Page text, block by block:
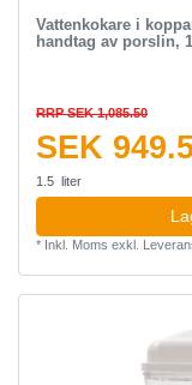
Vattenkokare i
handtag av porslin,
RRP SEK 1,085.50
SEK
1.5 liter
* Inkl. Moms exkl.